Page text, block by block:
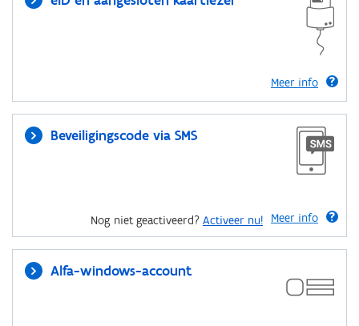
Meer info
Beveiligingscode via SMS
Meer info
Nog niet geactiveerd? Activeer nu!
Alfa-windows-account